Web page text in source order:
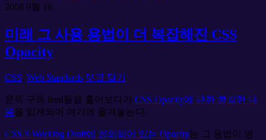
2008 9월 16
미래 그 사용 용법이 더 복잡해진 CSS
Opacity
CSS, Web Standards 댓글 달기
문득 구독 feed들을 훑어보다가 CSS Opacity에 관한 불길한 내
용을 읽게되어 여기에 옮겨놓는다.
CSS 3 Working Draft에 정의되어 있는 Opacity는 그 용법이 명